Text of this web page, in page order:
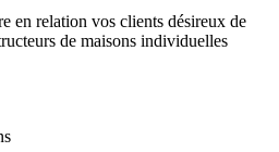
en relation vos clients désireux de
de maisons individuelles